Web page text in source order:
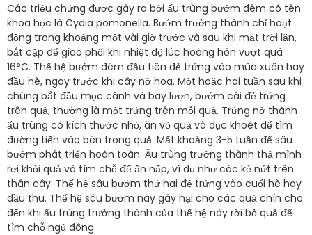
Các triệu chứng được gây ra bởi ấu trùng bướm đêm có tên
khoa học là Cydia pomonella. Bướm trưởng thành chỉ hoạt
động trong khoảng một vài giờ trước và sau khi mặt trời lặn,
bắt cặp để giao phối khi nhiệt độ lúc hoàng hôn vượt quá
16°C. Thế hệ bướm đêm đầu tiên đẻ trứng vào mùa xuân hay
đầu hè, ngay trước khi cây nở hoa. Một hoặc hai tuần sau khi
chúng bắt đầu mọc cánh và bay lượn, bướm cái đẻ trứng
trên quả, thường là một trứng trên mỗi quả. Trứng nở thành
ấu trùng có kích thước nhỏ, ăn vỏ quả và đục khoét để tìm
đường tiến vào bên trong quả. Mất khoảng 3-5 tuần để sâu
bướm phát triển hoàn toàn. Ấu trùng trưởng thành thả mình
rơi khỏi quả và tìm chỗ để ẩn nấp, ví dụ như các kẻ nứt trên
thân cây. Thế hệ sâu bướm thứ hai đẻ trứng vào cuối hè hay
đầu thu. Thế hệ sâu bướm này gây hại cho các quả chín cho
đến khi ấu trùng trưởng thành của thế hệ này rời bỏ quả để
tìm chỗ ngủ đông.